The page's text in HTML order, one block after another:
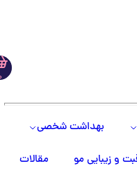
بهداشت شخصی
و زیبایی مو مقالات